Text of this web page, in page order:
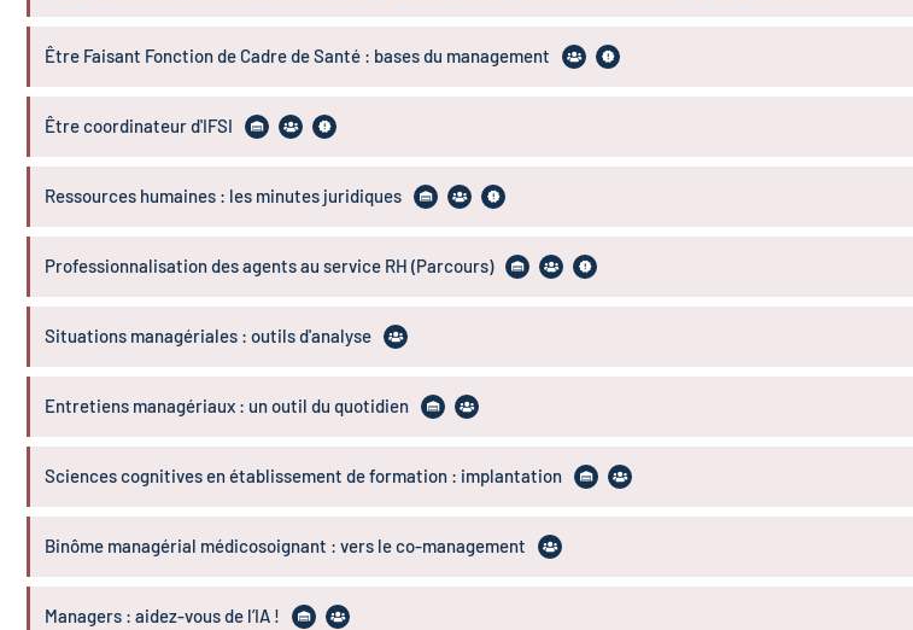
Être Faisant Fonction de Cadre de Santé : bases du management
Être coordinateur d'IFSI
Ressources humaines : les minutes juridiques
Professionnalisation des agents au service RH (Parcours)
Situations managériales : outils d'analyse
Entretiens managériaux : un outil du quotidien
Sciences cognitives en établissement de formation : implantation
Binôme managérial médicosoignant : vers le co-management
Managers : aidez-vous de l’IA !